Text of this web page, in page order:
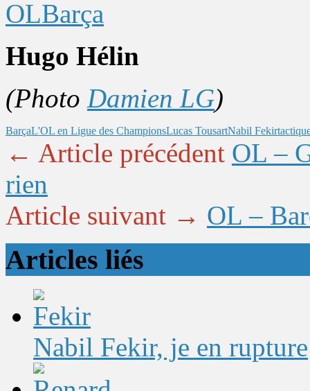
Hugo Hélin
(Photo Damien LG)
BarçaL'OL en Ligue des ChampionsLucas TousartNabil Fekir
← Article précédent OL –
rien
Article suivant → OL –
Articles liés
Nabil Fekir, je en rupture